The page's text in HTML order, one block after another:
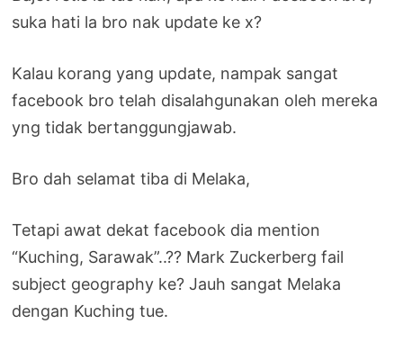
suka hati la bro nak update ke x?
Kalau korang yang update, nampak sangat
facebook bro telah disalahgunakan oleh mereka
yng tidak bertanggungjawab.
Bro dah selamat tiba di Melaka,
Tetapi awat dekat facebook dia mention
“Kuching, Sarawak”..?? Mark Zuckerberg fail
subject geography ke? Jauh sangat Melaka
dengan Kuching tue.